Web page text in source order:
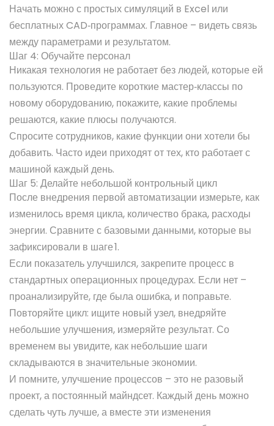
Начать можно с простых симуляций в Excel или
бесплатных CAD‑программах. Главное – видеть связь
между параметрами и результатом.
Шаг 4: Обучайте персонал
Никакая технология не работает без людей, которые ей
пользуются. Проведите короткие мастер‑классы по
новому оборудованию, покажите, какие проблемы
решаются, какие плюсы получаются.
Спросите сотрудников, какие функции они хотели бы
добавить. Часто идеи приходят от тех, кто работает с
машиной каждый день.
Шаг 5: Делайте небольшой контрольный цикл
После внедрения первой автоматизации измерьте, как
изменилось время цикла, количество брака, расходы
энергии. Сравните с базовыми данными, которые вы
зафиксировали в шаге 1.
Если показатель улучшился, закрепите процесс в
стандартных операционных процедурах. Если нет –
проанализируйте, где была ошибка, и поправьте.
Повторяйте цикл: ищите новый узел, внедряйте
небольшие улучшения, измеряйте результат. Со
временем вы увидите, как небольшие шаги
складываются в значительные экономии.
И помните, улучшение процессов – это не разовый
проект, а постоянный майндсет. Каждый день можно
сделать чуть лучше, а вместе эти изменения